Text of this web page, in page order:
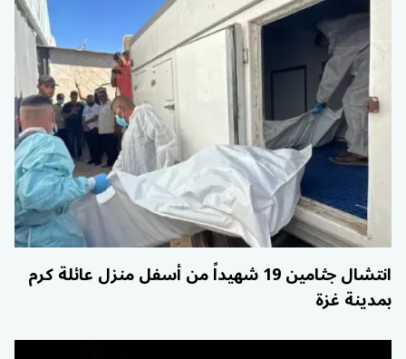
انتشال جثامين 19 شهيداً من أسفل منزل عائلة كرم
بمدينة غزة